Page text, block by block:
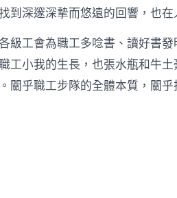
到深邃深摯而悠遠的回響，也
級工會為職工多唸書、讀好書發
工小我的生長，也張水瓶和牛
關乎職工步隊的全體本質，關